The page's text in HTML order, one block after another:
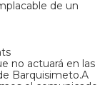
de un
no actuará en las
Barquisimeto.A